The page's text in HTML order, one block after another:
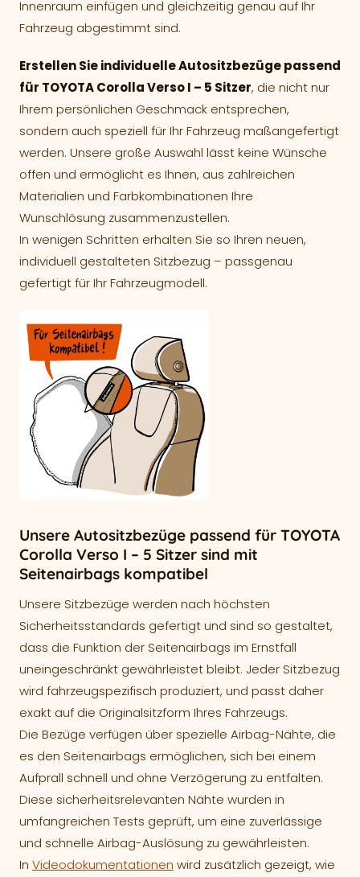
Innenraum einfügen und gleichzeitig genau auf Ihr
Fahrzeug abgestimmt sind.
Erstellen Sie individuelle Autositzbezüge passend
für TOYOTA Corolla Verso I – 5 Sitzer, die nicht nur
Ihrem persönlichen Geschmack entsprechen,
sondern auch speziell für Ihr Fahrzeug maßangefertigt
werden. Unsere große Auswahl lässt keine Wünsche
offen und ermöglicht es Ihnen, aus zahlreichen
Materialien und Farbkombinationen Ihre
Wunschlösung zusammenzustellen.
In wenigen Schritten erhalten Sie so Ihren neuen,
individuell gestalteten Sitzbezug – passgenau
gefertigt für Ihr Fahrzeugmodell.
Unsere Autositzbezüge passend für TOYOTA
Corolla Verso I – 5 Sitzer sind mit
Seitenairbags kompatibel
Unsere Sitzbezüge werden nach höchsten
Sicherheitsstandards gefertigt und sind so gestaltet,
dass die Funktion der Seitenairbags im Ernstfall
uneingeschränkt gewährleistet bleibt. Jeder Sitzbezug
wird fahrzeugspezifisch produziert, und passt daher
exakt auf die Originalsitzform Ihres Fahrzeugs.
Die Bezüge verfügen über spezielle Airbag-Nähte, die
es den Seitenairbags ermöglichen, sich bei einem
Aufprall schnell und ohne Verzögerung zu entfalten.
Diese sicherheitsrelevanten Nähte wurden in
umfangreichen Tests geprüft, um eine zuverlässige
und schnelle Airbag-Auslösung zu gewährleisten.
In Videodokumentationen wird zusätzlich gezeigt, wie